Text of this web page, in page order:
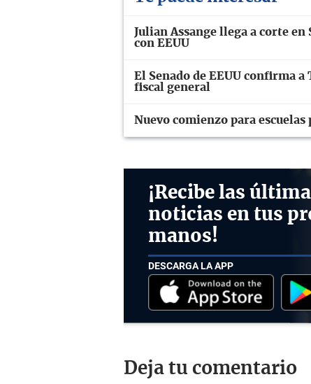
Julian Assange llega a corte
con EEUU
El Senado de EEUU confirma
fiscal general
Nuevo comienzo para
¡Recibe las
noticias en tus
manos!
DESCARGA LA APP
Deja tu comentario